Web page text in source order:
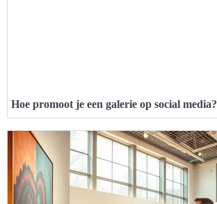
Hoe promoot je een galerie op social media?